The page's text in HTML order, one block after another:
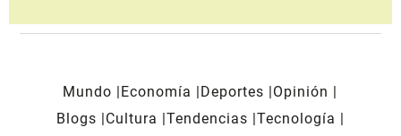
Mundo Economía Deportes
Opinión
Blogs
Cultura Tendencias Tecnología